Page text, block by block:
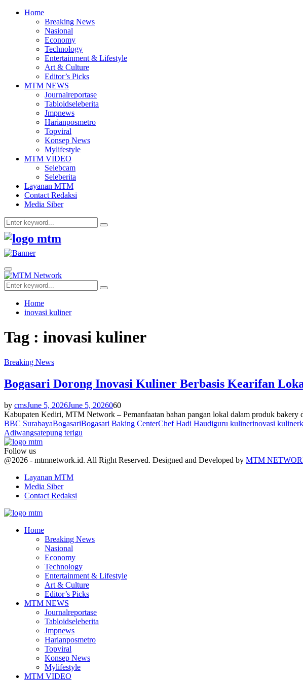
Home
Breaking News
Nasional
Economy
Technology
Entertainment & Lifestyle
Art & Culture
Editor’s Picks
MTM NEWS
Journalreportase
Tabloidseleberita
Jmpnews
Harianposmetro
Topviral
Konsep News
Mylifestyle
MTM VIDEO
Selebcam
Seleberita
Layanan MTM
Contact Redaksi
Media Siber
Search
for:
Search
Facebook
Twitter
Youtube
Primary
Menu
Search
for:
Search
Home
inovasi kuliner
Tag : inovasi kuliner
Breaking News
Bogasari Dorong Inovasi Kuliner Berbasis Kearifan
by cmsJune 5, 2026June 5, 2026060
Kabupaten Kediri, MTM Network – Pemanfaatan bahan pangan lokal dalam produk bakery
BBC SurabayaBogasariBogasari Baking CenterChef Hadi Haudiguru kulinerinovasi kuliner
Adiwangsatepung terigu
Follow us
Facebook
Twitter
Youtube
@2026 - mtmnetwork.id. All Right Reserved. Designed and Developed by MTM
Layanan MTM
Media Siber
Contact Redaksi
Home
Breaking News
Nasional
Economy
Technology
Entertainment & Lifestyle
Art & Culture
Editor’s Picks
MTM NEWS
Journalreportase
Tabloidseleberita
Jmpnews
Harianposmetro
Topviral
Konsep News
Mylifestyle
MTM VIDEO